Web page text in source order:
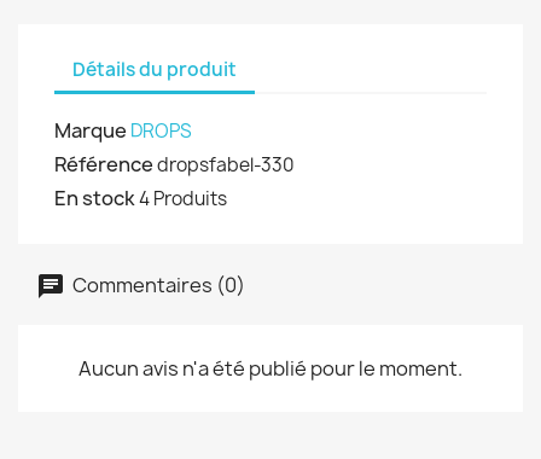
Détails du produit
Marque DROPS
Référencedropsfabel-330
En stock4 Produits
Commentaires (0)
Aucun avis n'a été publié pour le moment.